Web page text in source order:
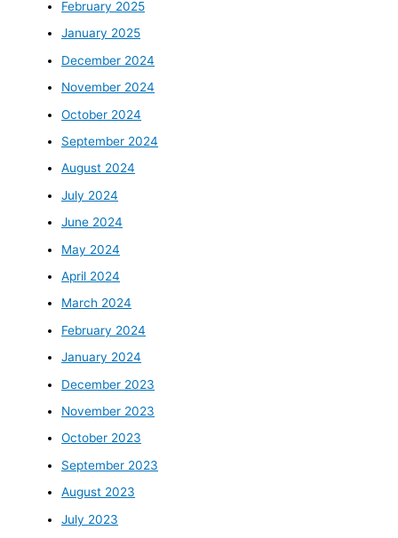
February 2025
January 2025
December 2024
November 2024
October 2024
September 2024
August 2024
July 2024
June 2024
May 2024
April 2024
March 2024
February 2024
January 2024
December 2023
November 2023
October 2023
September 2023
August 2023
July 2023